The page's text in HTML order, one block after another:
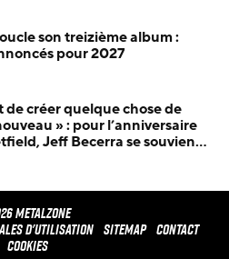
son treizième album :
pour 2027
de créer quelque chose de
» : pour l’anniversaire
Jeff Becerra se souvient
METALZONE
d'utilisation Sitemap Contact
Cookies